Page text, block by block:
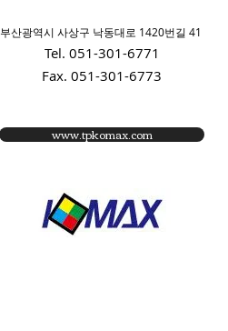
부산광역시 사상구 낙동대로 1420번길 41
Tel. 051-301-6771
Fax. 051-301-6773
www.tpkomax.com